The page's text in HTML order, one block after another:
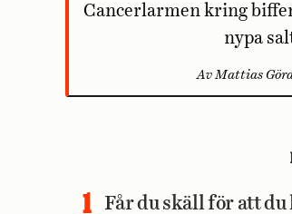
Cancerlarmen kring
nypa
Av Mattias
Får du skäll för att